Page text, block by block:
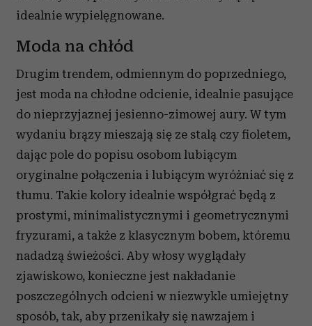
idealnie wypielęgnowane.
Moda na chłód
Drugim trendem, odmiennym do poprzedniego,
jest moda na chłodne odcienie, idealnie pasujące
do nieprzyjaznej jesienno-zimowej aury. W tym
wydaniu brązy mieszają się ze stalą czy fioletem,
dając pole do popisu osobom lubiącym
oryginalne połączenia i lubiącym wyróżniać się z
tłumu. Takie kolory idealnie współgrać będą z
prostymi, minimalistycznymi i geometrycznymi
fryzurami, a także z klasycznym bobem, któremu
nadadzą świeżości. Aby włosy wyglądały
zjawiskowo, konieczne jest nakładanie
poszczególnych odcieni w niezwykle umiejętny
sposób, tak, aby przenikały się nawzajem i